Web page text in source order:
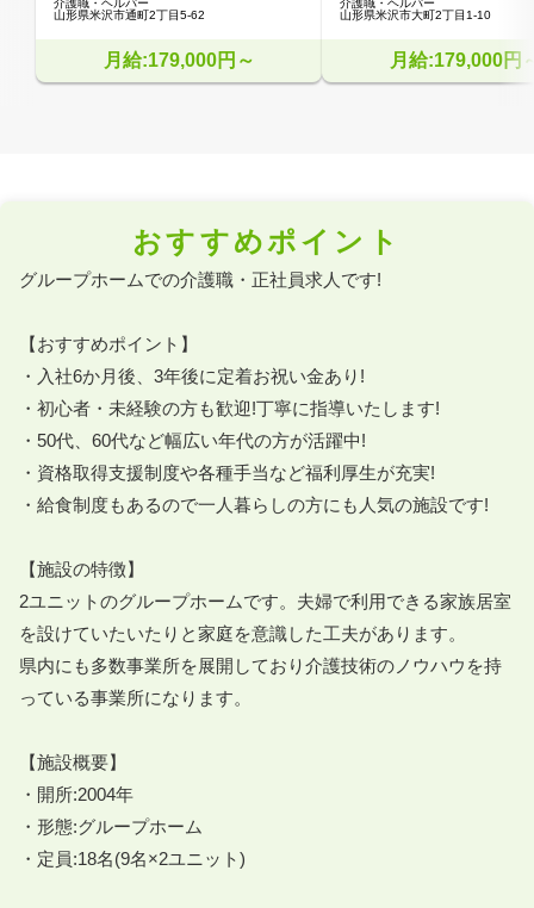
介護職・ヘルパー
山形県米沢市通町2丁目5-62
月給:179,000円～
介護職・ヘルパー
山形県米沢市大町2丁目1-10
月給:179,000円
おすすめポイント
グループホームでの介護職・正社員求人です!
【おすすめポイント】
・入社6か月後、3年後に定着お祝い金あり!
・初心者・未経験の方も歓迎!丁寧に指導いたします!
・50代、60代など幅広い年代の方が活躍中!
・資格取得支援制度や各種手当など福利厚生が充実!
・給食制度もあるので一人暮らしの方にも人気の施設です!
【施設の特徴】
2ユニットのグループホームです。夫婦で利用できる家族居室
を設けていたいたりと家庭を意識した工夫があります。
県内にも多数事業所を展開しており介護技術のノウハウを持
っている事業所になります。
【施設概要】
・開所:2004年
・形態:グループホーム
・定員:18名(9名×2ユニット)